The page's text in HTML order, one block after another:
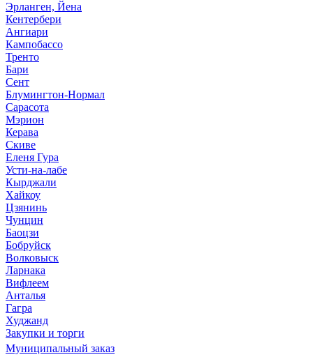
Эрланген, Йена
Кентербери
Ангиари
Кампобассо
Тренто
Бари
Сент
Блумингтон-Нормал
Сарасота
Мэрион
Керава
Скиве
Еленя Гура
Усти-на-лабе
Кырджали
Хайкоу
Цзянинь
Чунцин
Баоцзи
Бобруйск
Волковыск
Ларнака
Вифлеем
Анталья
Гагра
Худжанд
Закупки и торги
Муниципальный заказ